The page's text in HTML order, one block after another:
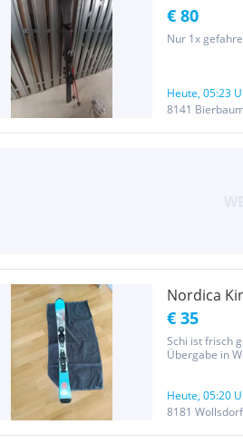
€ 80
Nur 1x
Heute, 05:23
8141
Nordica
€ 35
Schi ist frisch
Übergabe in
Heute, 05:20
8181 Wollsdorf